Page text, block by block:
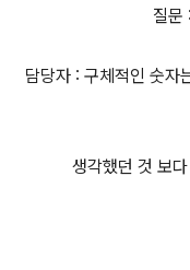
질문
담당자 : 구체적인 숫
생각했던 것 보